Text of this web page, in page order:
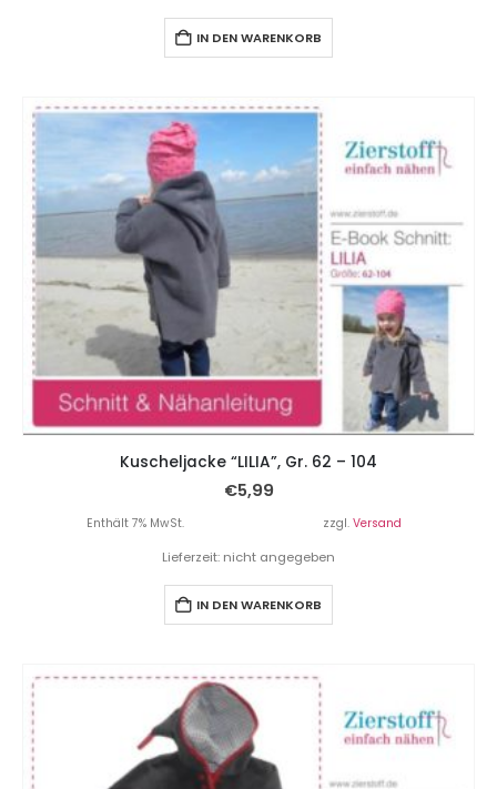
IN DEN WARENKORB
Kuscheljacke “LILIA”, Gr. 62 – 104
€5,99
Enthält 7% MwSt. zzgl. Versand
Lieferzeit: nicht angegeben
IN DEN WARENKORB